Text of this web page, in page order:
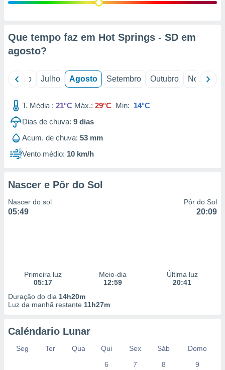
através
estudos
1199
Que tempo faz em Hot Springs - SD em
agosto?
Junho Julho Agosto Setembro Outubro Novembro
T. Média : 21°C Máx.: 29°C Min: 14°C
Dias de chuva: 9 dias
Acum. de chuva: 53 mm
Vento médio: 10 km/h
Nascer e Pôr do Sol
Nascer do sol
05:49
Pôr do Sol
20:09
Primeira luz
05:17
Meio-dia
12:59
Última luz
20:41
Duração do dia 14h20m
Luz da manhã restante 11h27m
Caléndario Lunar
Seg Ter Qua Qui Sex Sáb
Domo
6
7 8 9